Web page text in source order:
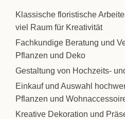
Klassische floristische
viel Raum für Kreativität
Fachkundige Beratung und
Pflanzen und Deko
Gestaltung von Hochzeits-
Einkauf und Auswahl
Pflanzen und
Kreative Dekoration und